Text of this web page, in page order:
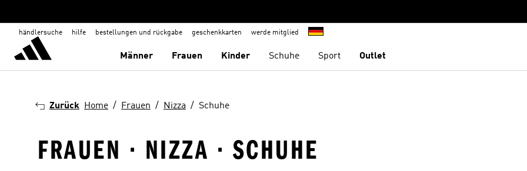
händlersuche hilfe bestellungen und rückgabe geschenkkarten werde mitglied
Männer Frauen Kinder Schuhe Sport Outlet
Zurück Home Frauen Nizza Schuhe
FRAUEN · NIZZA · SCHUHE